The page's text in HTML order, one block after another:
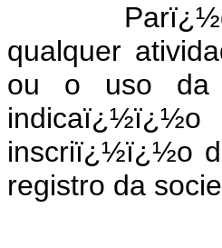
qualquer
ou o uso da
inscriï¿½ï¿½o
registro da